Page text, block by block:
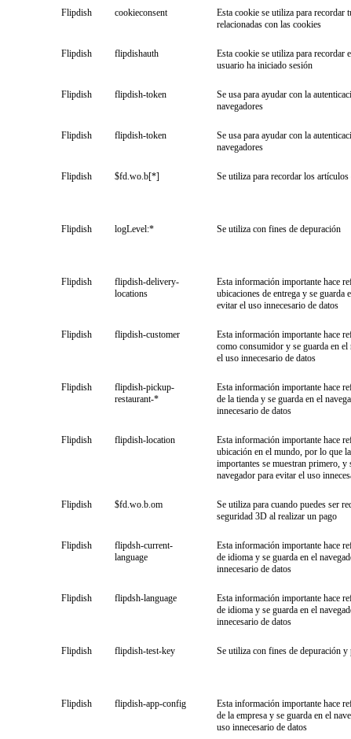
Flipdish cookieconsent
Esta cookie se utiliza para recordar
relacionadas con las cookies
Flipdish flipdishauth
Esta cookie se utiliza para recordar
usuario ha iniciado sesión
Flipdish flipdish-token
Se usa para ayudar con la
navegadores
Flipdish flipdish-token
Se usa para ayudar con la
navegadores
Flipdish $fd.wo.b[*] Se utiliza para recordar los artículos
Flipdish logLevel:* Se utiliza con fines de depuración
Flipdish
flipdish-delivery-
locations
Esta información importante hace
ubicaciones de entrega y se guarda
evitar el uso innecesario de datos
Flipdish flipdish-customer
Esta información importante hace
como consumidor y se guarda en el
el uso innecesario de datos
Flipdish
flipdish-pickup-
restaurant-*
Esta información importante hace
de la tienda y se guarda en el
innecesario de datos
Flipdish flipdish-location
Esta información importante hace
ubicación en el mundo, por lo que
importantes se muestran primero, y
navegador para evitar el uso
Flipdish $fd.wo.b.om
Se utiliza para cuando puedes ser
seguridad 3D al realizar un pago
Flipdish
flipdsh-current-
language
Esta información importante hace
de idioma y se guarda en el
innecesario de datos
Flipdish flipdsh-language
Esta información importante hace
de idioma y se guarda en el
innecesario de datos
Flipdish flipdish-test-key Se utiliza con fines de depuración y
Flipdish flipdish-app-config
Esta información importante hace
de la empresa y se guarda en el
uso innecesario de datos